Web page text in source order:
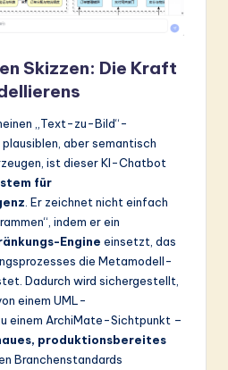
Skizzen: Die Kraft
„Text-zu-Bild“-
aber semantisch
ist dieser KI-Chatbot
für
. Er zeichnet nicht einfach
indem er ein
Engine einsetzt, das
die Metamodell-
Dadurch wird sichergestellt,
einem UML-
einem ArchiMate-Sichtpunkt –
produktionsbereites
Branchenstandards